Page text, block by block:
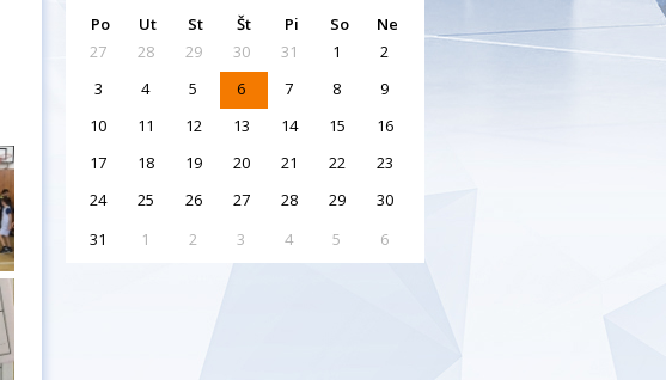
Po Ut St Št Pi So
Ne
27
28 29 30 31 1
2
3
4 5 6 7 8
9
10
11 12 13 14 15
16
17
18 19 20 21 22
23
24
25 26 27 28 29
30
31
1 2 3 4 5 6